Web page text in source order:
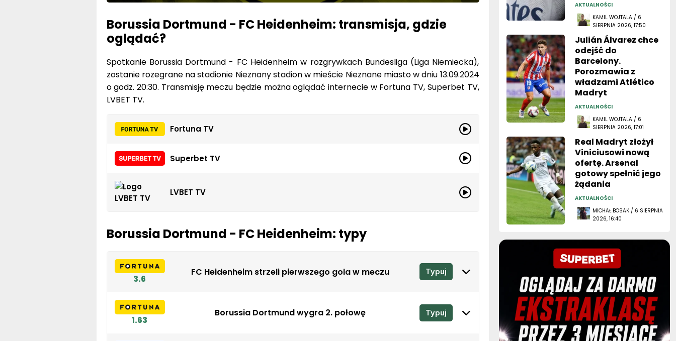
Borussia Dortmund - FC Heidenheim: transmisja, gdzie
oglądać?
Spotkanie Borussia Dortmund - FC Heidenheim w rozgrywkach Bundesliga (Liga Niemiecka),
zostanie rozegrane na stadionie Nieznany stadion w mieście Nieznane miasto w dniu 13.09.2024
o godz. 20:30. Transmisję meczu będzie można oglądać internecie w Fortuna TV, Superbet TV,
LVBET TV.
Fortuna TV
Superbet TV
LVBET TV
Borussia Dortmund - FC Heidenheim: typy
3.6
FC Heidenheim strzeli pierwszego gola w meczu Typuj
1.63
Borussia Dortmund wygra 2. połowę Typuj
AKTUALNOŚCI
KAMIL WOJTALA / 6
SIERPNIA 2026, 17:50
Julián Álvarez chce
odejść do
Barcelony.
Porozmawia z
władzami Atlético
Madryt
AKTUALNOŚCI
KAMIL WOJTALA / 6
SIERPNIA 2026, 17:01
Real Madryt złożył
Viniciusowi nową
ofertę. Arsenal
gotowy spełnić jego
żądania
AKTUALNOŚCI
MICHAŁ BOSAK / 6 SIERPNIA
2026, 16:40